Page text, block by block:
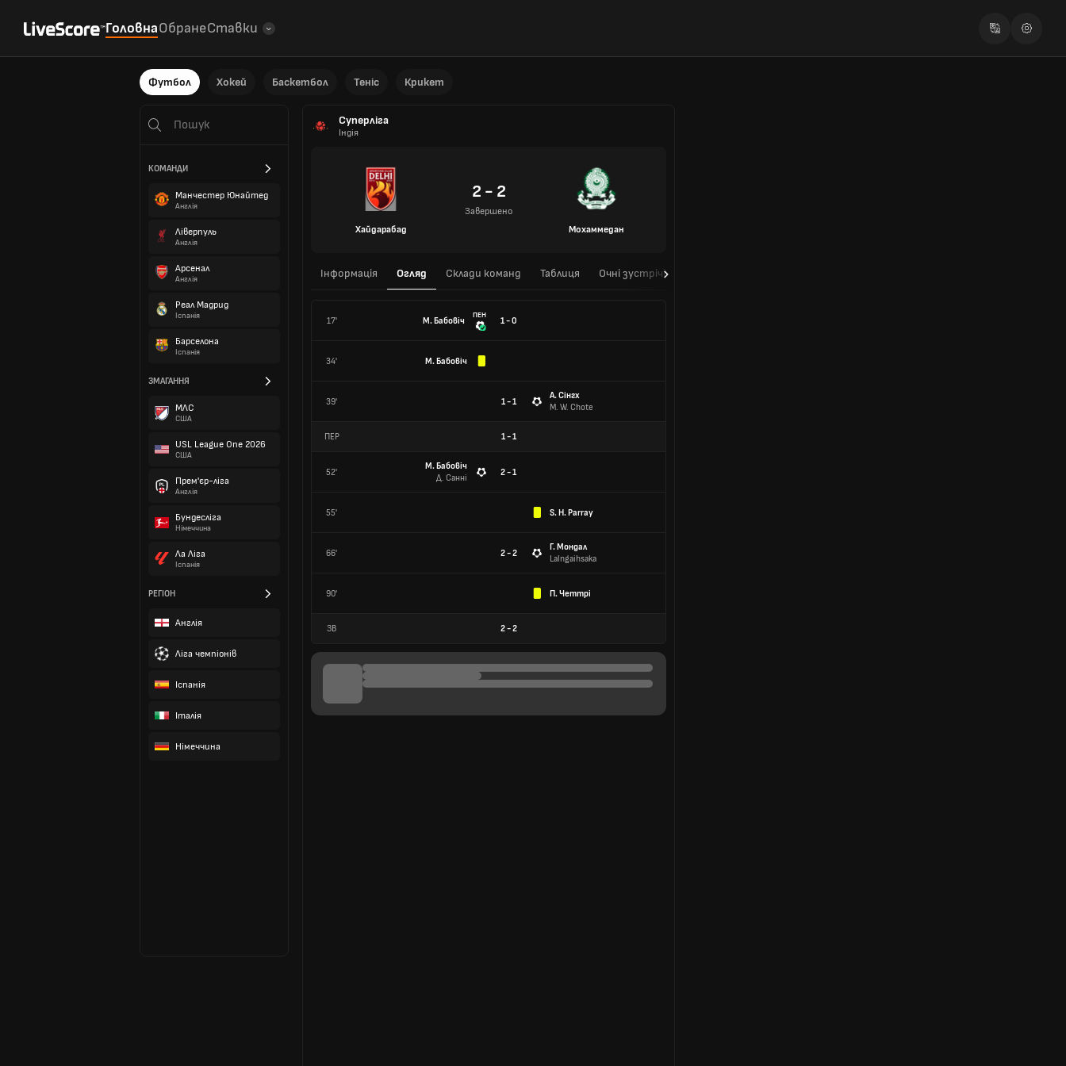
ГоловнаОбранеСтавки
Футбол Хокей Баскетбол Теніс Крикет
КОМАНДИ
Манчестер Юнайтед
Англія
Ліверпуль
Англія
Арсенал
Англія
Реал Мадрид
Іспанія
Барселона
Іспанія
ЗМАГАННЯ
МЛС
США
USL League One 2026
США
Прем'єр-ліга
Англія
Бундесліга
Німеччина
Ла Ліга
Іспанія
РЕГІОН
Англія
Ліга чемпіонів
Іспанія
Італія
Німеччина
Суперліга
Індія
Хайдарабад
2 - 2
Завершено
Мохаммедан
Інформація Огляд Склади команд Таблиця Очні зустрічі
17' М. Бабовіч
ПЕН
1 - 0
34' М. Бабовіч
39' 1 - 1
А. Сінгх
M. W. Chote
ПЕР 1-1
52'
М. Бабовіч
Д. Санні
2 - 1
55' S. H. Parray
66' 2 - 2
Г. Мондал
Lalngaihsaka
90' П. Четтрі
ЗВ 2-2